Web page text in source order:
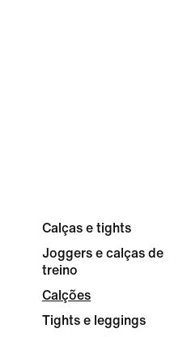
Calças e tights
Joggers e calças de
treino
Calções
Tights e leggings